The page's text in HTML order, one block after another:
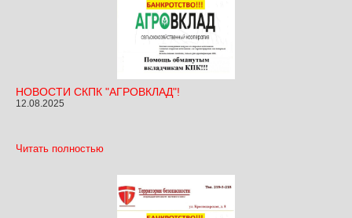
НОВОСТИ СКПК "АГРОВКЛАД"!
12.08.2025
Читать полностью